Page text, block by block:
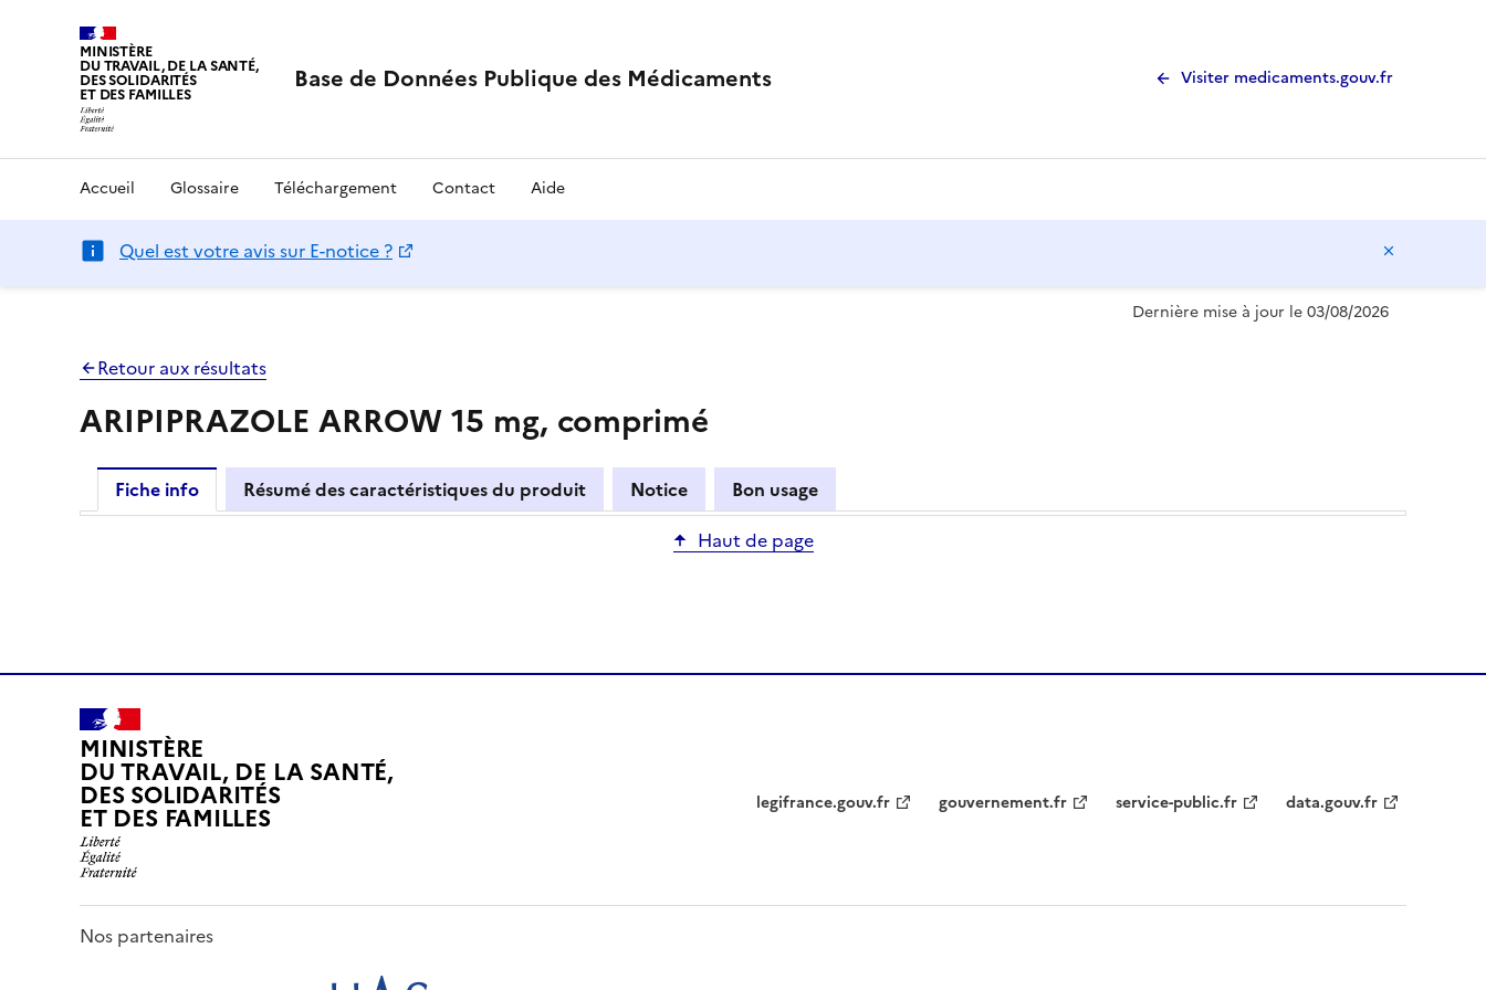
MINISTÈRE
DU TRAVAIL, DE LA SANTÉ,
DES SOLIDARITÉS
ET DES FAMILLES Base de Données Publique des Médicaments Visiter medicaments.gouv.fr
Accueil Glossaire Téléchargement Contact Aide
Quel est votre avis sur E-notice ?
Dernière mise à jour le 03/08/2026
Retour aux résultats
ARIPIPRAZOLE ARROW 15 mg, comprimé
Fiche info Résumé des caractéristiques du produit Notice
Bon usage
Haut de page
MINISTÈRE
DU TRAVAIL, DE LA SANTÉ,
DES SOLIDARITÉS
ET DES FAMILLES legifrance.gouv.fr gouvernement.fr service-public.fr data.gouv.fr
Nos partenaires